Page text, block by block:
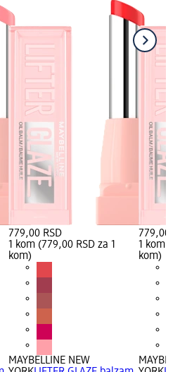
779,00 RSD
1 kom (779,00 RSD za 1
kom)
MAYBELLINE NEW
779,00
1 kom
kom)